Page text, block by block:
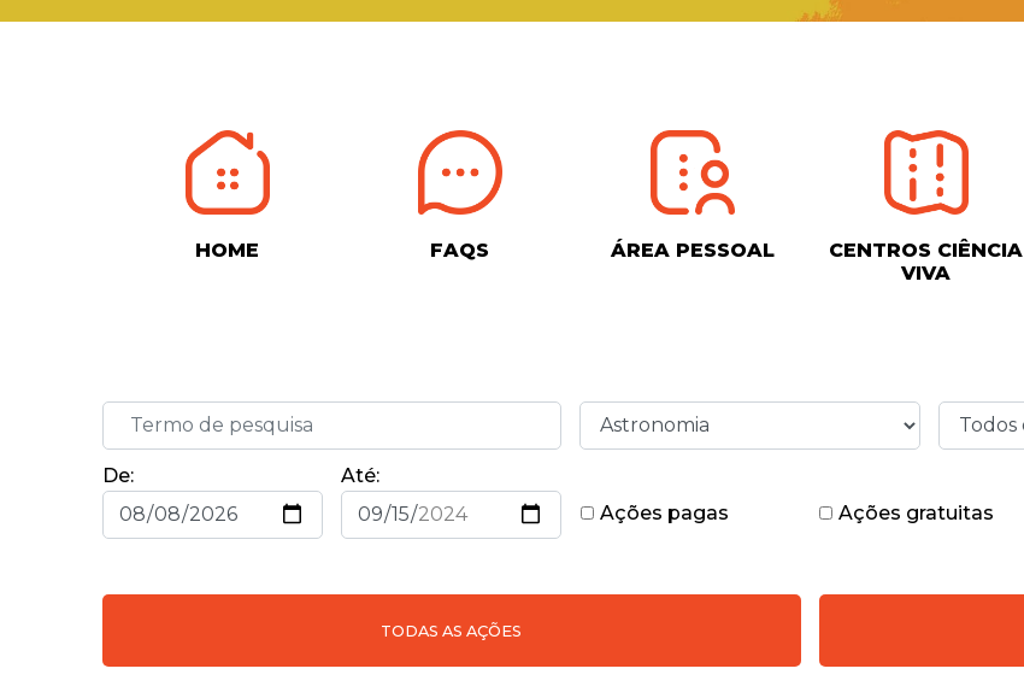
HOME FAQS ÁREA PESSOAL
CENTROS CIÊNCIA
VIVA
De:
Até:
Ações pagas
Ações gratuitas
TODAS AS AÇÕES